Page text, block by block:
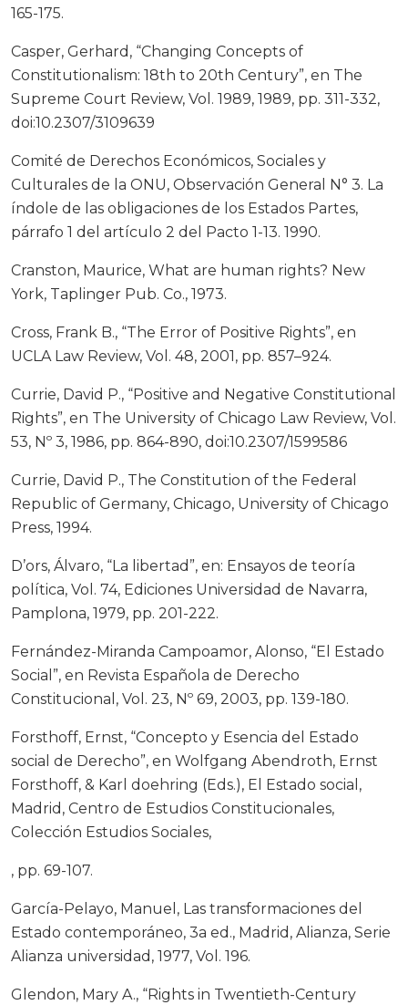
165-175.
Casper, Gerhard, “Changing Concepts of
Constitutionalism: 18th to 20th Century”, en The
Supreme Court Review, Vol. 1989, 1989, pp. 311-332,
doi:10.2307/3109639
Comité de Derechos Económicos, Sociales y
Culturales de la ONU, Observación General N° 3. La
índole de las obligaciones de los Estados Partes,
párrafo 1 del artículo 2 del Pacto 1-13. 1990.
Cranston, Maurice, What are human rights? New
York, Taplinger Pub. Co., 1973.
Cross, Frank B., “The Error of Positive Rights”, en
UCLA Law Review, Vol. 48, 2001, pp. 857–924.
Currie, David P., “Positive and Negative Constitutional
Rights”, en The University of Chicago Law Review, Vol.
53, Nº 3, 1986, pp. 864-890, doi:10.2307/1599586
Currie, David P., The Constitution of the Federal
Republic of Germany, Chicago, University of Chicago
Press, 1994.
D’ors, Álvaro, “La libertad”, en: Ensayos de teoría
política, Vol. 74, Ediciones Universidad de Navarra,
Pamplona, 1979, pp. 201-222.
Fernández-Miranda Campoamor, Alonso, “El Estado
Social”, en Revista Española de Derecho
Constitucional, Vol. 23, Nº 69, 2003, pp. 139-180.
Forsthoff, Ernst, “Concepto y Esencia del Estado
social de Derecho”, en Wolfgang Abendroth, Ernst
Forsthoff, & Karl doehring (Eds.), El Estado social,
Madrid, Centro de Estudios Constitucionales,
Colección Estudios Sociales,
, pp. 69-107.
García-Pelayo, Manuel, Las transformaciones del
Estado contemporáneo, 3a ed., Madrid, Alianza, Serie
Alianza universidad, 1977, Vol. 196.
Glendon, Mary A., “Rights in Twentieth-Century